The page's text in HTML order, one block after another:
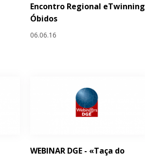
Encontro Regional eTwinning
Óbidos
06.06.16
WEBINAR DGE - «Taça do